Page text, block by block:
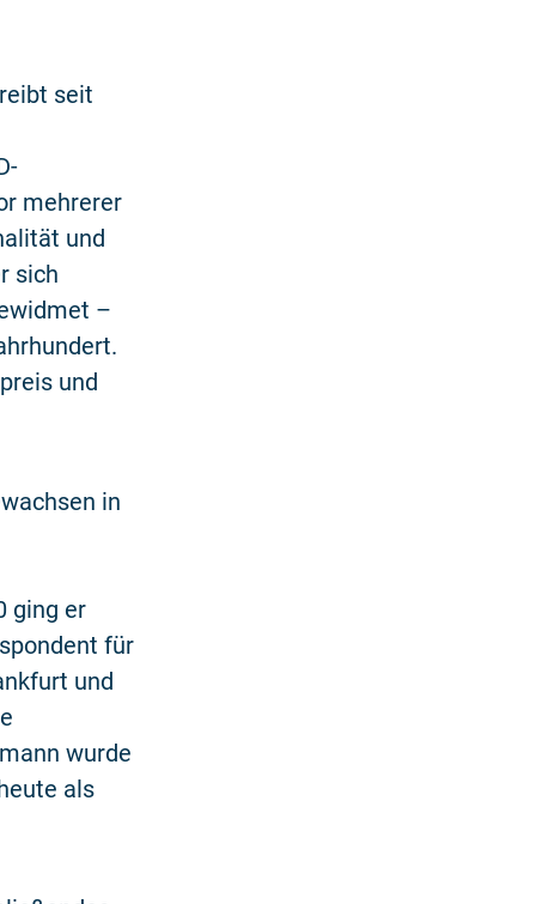
seit
mehrerer
und
sich
–
und
in
ging er
für
und
wurde
als